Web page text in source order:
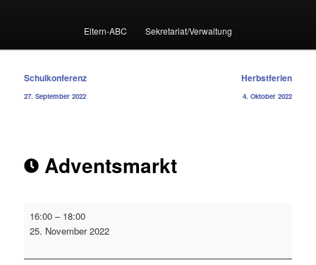
Eltern-ABC Sekretariat/Verwaltung
Beitragsnavigation
Schulkonferenz
27. September 2022
Herbstferien
4. Oktober 2022
Adventsmarkt
16:00 – 18:00
25. November 2022